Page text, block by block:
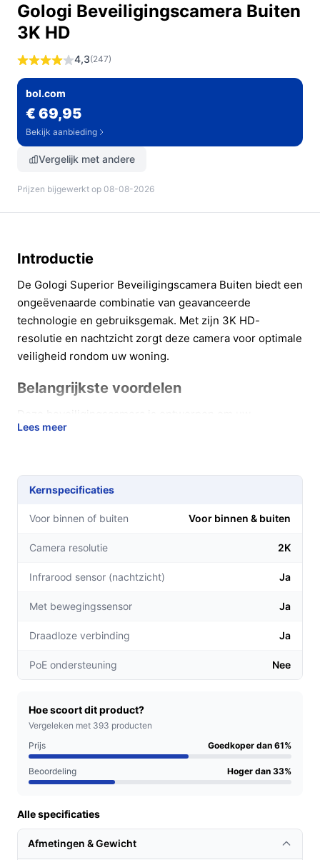
Gologi Beveiligingscamera Buiten
3K HD
4,3(247)
bol.com
€ 69,95
Bekijk aanbieding
Vergelijk met andere
Prijzen bijgewerkt op 08-08-2026
Introductie
De Gologi Superior Beveiligingscamera Buiten biedt een
ongeëvenaarde combinatie van geavanceerde
technologie en gebruiksgemak. Met zijn 3K HD-
resolutie en nachtzicht zorgt deze camera voor optimale
veiligheid rondom uw woning.
Belangrijkste voordelen
omgeving te beveiligen met gebruiksvriendelijke
Haarscherpe beelden: Dankzij de 5MP 3K-resolutie
mist u geen enkel detail, of het nu dag of nacht is.
Gemakkelijke installatie: Verbind de camera
met live meekijken via de app.
Volledige controle: Met een draaibaar en
kantelbaar ontwerp kunt u elke hoek van uw terrein
in de gaten houden.
Voor welke doelgroep?
die hun woning, tuin of parkeerplaats willen
bedrijfspand willen beveiligen, biedt deze camera een
uitstekende oplossing.
Praktische voordelen t.o.v. alternatieven
Wat maakt de Gologi camera uniek in vergelijking met
Uitstekende beeldkwaliteit: In tegenstelling tot veel
concurrenten biedt deze camera een hogere
Lees meer
Kernspecificaties
Voor binnen of buiten Voor binnen & buiten
Camera resolutie 2K
Infrarood sensor (nachtzicht) Ja
Met bewegingssensor Ja
Draadloze verbinding Ja
PoE ondersteuning Nee
Hoe scoort dit product?
Vergeleken met 393 producten
Prijs
Goedkoper dan 61%
Beoordeling Hoger dan 33%
Alle specificaties
Afmetingen & Gewicht